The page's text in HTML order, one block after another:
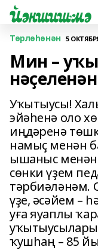
Төрлөһөнән 5
Мин –
Уҡытыусы!
эйәһенә оло
иңдәренә
намыҫ менән
ышаныс менән
сөнки үҙем
тәрбиәләнәм.
үҙе, әсәйем –
уға яуаплы
ҡушһаң – 85